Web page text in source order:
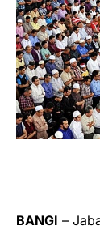
BANGI –